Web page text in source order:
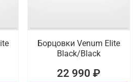
Борцовки Venum Elite
Black/Black
22 990 ₽